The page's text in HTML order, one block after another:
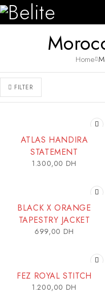
Home
FILTER
ATLAS HANDIRA
STATEMENT
1.300,00 DH
BLACK X ORANGE
TAPESTRY JACKET
699,00 DH
FEZ ROYAL STITCH
1.200,00 DH